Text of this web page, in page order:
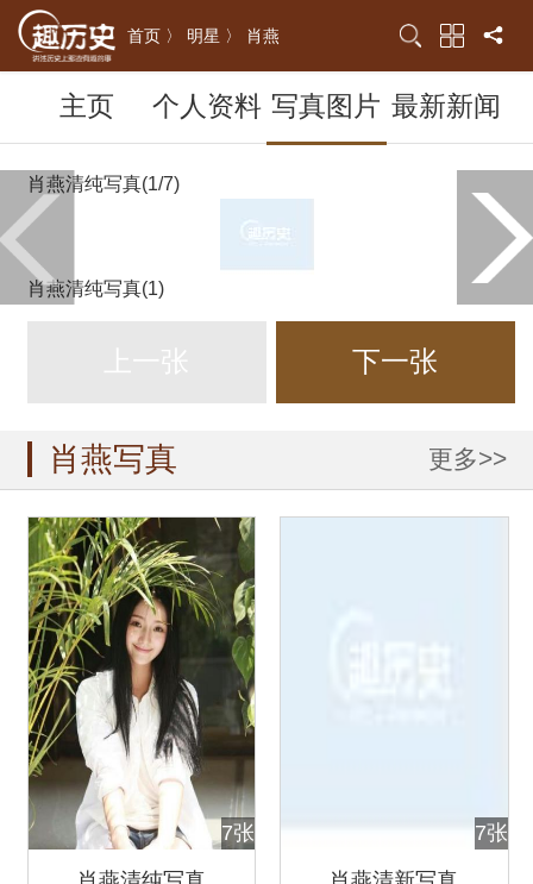
首页 〉 明星 〉 肖燕
主页 个人资料 写真图片 最新新闻
肖燕清纯写真(1/7)
肖燕清纯写真(1)
下一张
肖燕写真 更多>>
7张
7张